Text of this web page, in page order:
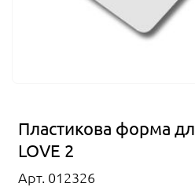
Пластикова форма
LOVE 2
Арт. 012326